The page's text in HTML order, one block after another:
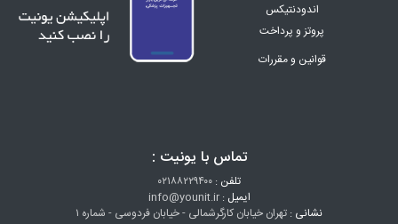
اندودنتیکس
پروتز و پرداخت
ارتودنسی
قوانین و مقررات
تماس با یونیت :
تلفن : ۰۲۱۸۸۲۲۹۴۰۰
ایمیل :info@younit.ir
نشانی : تهران خیابان کارگرشمالی - خیابان فردوسی - شماره ۱